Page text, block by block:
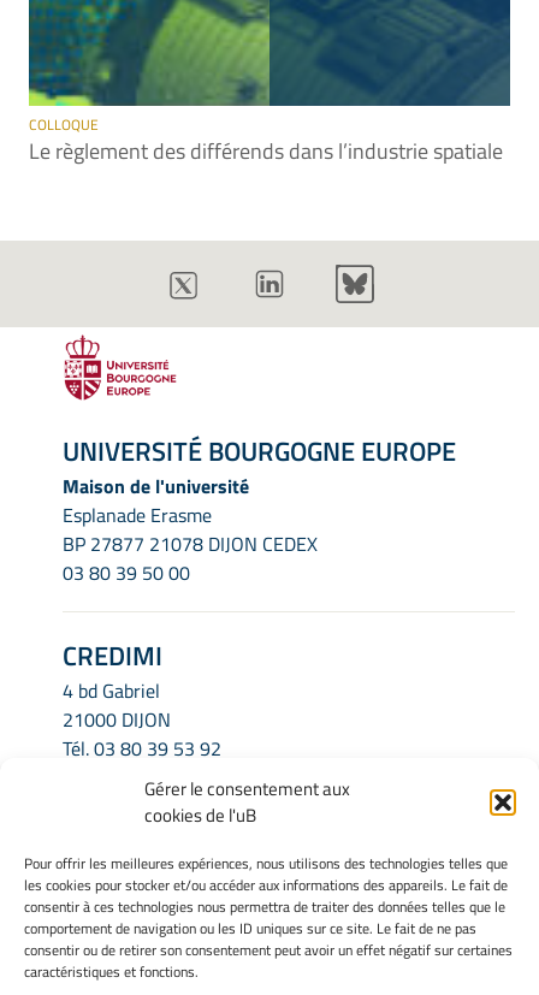
Gérer le consentement aux
cookies de l'uB
Pour offrir les meilleures expériences, nous utilisons des technologies telles que
les cookies pour stocker et/ou accéder aux informations des appareils. Le fait de
consentir à ces technologies nous permettra de traiter des données telles que le
comportement de navigation ou les ID uniques sur ce site. Le fait de ne pas
consentir ou de retirer son consentement peut avoir un effet négatif sur certaines
caractéristiques et fonctions.
COLLOQUE
Le règlement des différends dans l’industrie spatiale
UNIVERSITÉ BOURGOGNE EUROPE
Maison de l'université
Esplanade Erasme
BP 27877 21078 DIJON CEDEX
03 80 39 50 00
CREDIMI
4 bd Gabriel
21000 DIJON
Tél.03 80 39 53 92
credimi.secretariat@u-bourgogne.fr
INFORMATIONS LÉGALES
Mentions légales
Gérer mes cookies
Politique de cookies
Déclaration de confidentialité